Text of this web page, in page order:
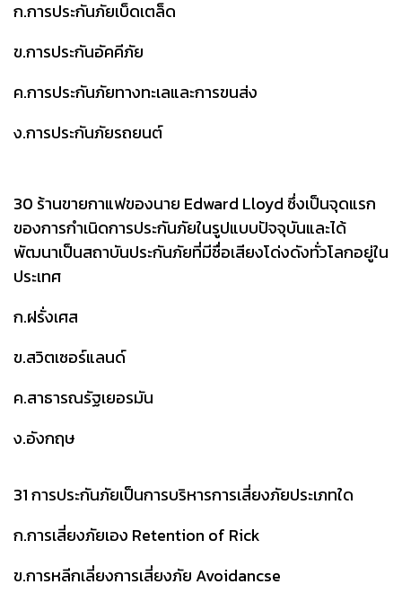
ก.การประกันภัยเบ็ดเตล็ด
ข.การประกันอัคคีภัย
ค.การประกันภัยทางทะเลและการขนส่ง
ง.การประกันภัยรถยนต์
30 ร้านขายกาแฟของนาย Edward Lloyd ซึ่งเป็นจุดแรก
ของการกำเนิดการประกันภัยในรูปแบบปัจจุบันและได้
พัฒนาเป็นสถาบันประกันภัยที่มีชื่อเสียงโด่งดังทั่วโลกอยู่ใน
ประเทศ
ก.ฝรั่งเศส
ข.สวิตเซอร์แลนด์
ค.สาธารณรัฐเยอรมัน
ง.อังกฤษ
31 การประกันภัยเป็นการบริหารการเสี่ยงภัยประเภทใด
ก.การเสี่ยงภัยเอง Retention of Rick
ข.การหลีกเลี่ยงการเสี่ยงภัย Avoidancse